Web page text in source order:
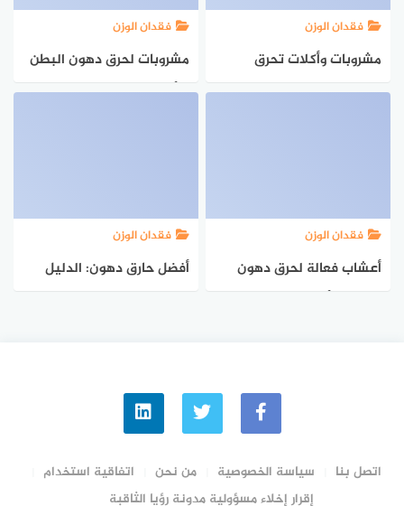
فقدان الوزن
مشروبات وأكلات تحرق
الدهون مجربه وفعالة
فقدان الوزن
مشروبات لحرق دهون البطن
والأرداف قبل النوم
فقدان الوزن
أعشاب فعالة لحرق دهون
فقدان الوزن
أفضل حارق دهون: الدليل
اتصل بنا سياسة الخصوصية من نحن
اتفاقية استخدام
إقرار إخلاء مسؤولية مدونة رؤيا الثاقبة